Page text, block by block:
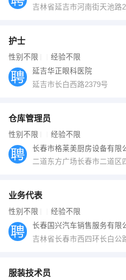
吉林省延吉市河南街天池路
护士
性别不限 经验不限
延吉华正眼科医院
延吉市长白西路2379号
仓库管理员
性别不限 经验不限
长春市格莱美厨房设备有限
二道东方广场长春市二道区
业务代表
性别不限 经验不限
长春国兴汽车销售服务有限
吉林省长春市西四环长白
服装技术员